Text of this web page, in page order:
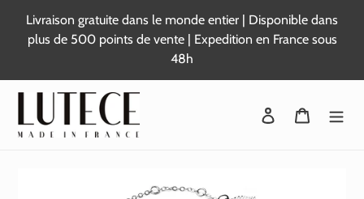
contenu
Livraison gratuite dans le monde entier | Disponible dans
plus de 500 points de vente | Expedition en France sous
48h
Se connecter
Panier